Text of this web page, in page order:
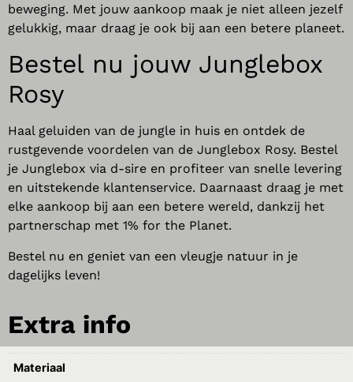
beweging. Met jouw aankoop maak je niet alleen jezelf
gelukkig, maar draag je ook bij aan een betere planeet.
Bestel nu jouw Junglebox
Rosy
Haal geluiden van de jungle in huis en ontdek de
rustgevende voordelen van de Junglebox Rosy. Bestel
je Junglebox via d-sire en profiteer van snelle levering
en uitstekende klantenservice. Daarnaast draag je met
elke aankoop bij aan een betere wereld, dankzij het
partnerschap met 1% for the Planet.
Bestel nu en geniet van een vleugje natuur in je
dagelijks leven!
Extra info
Materiaal